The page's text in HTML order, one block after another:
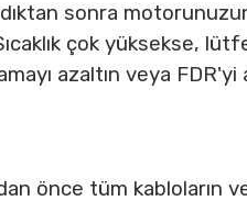
sonra motorunuzun
çok yüksekse,
azaltın veya
önce tüm kabloların